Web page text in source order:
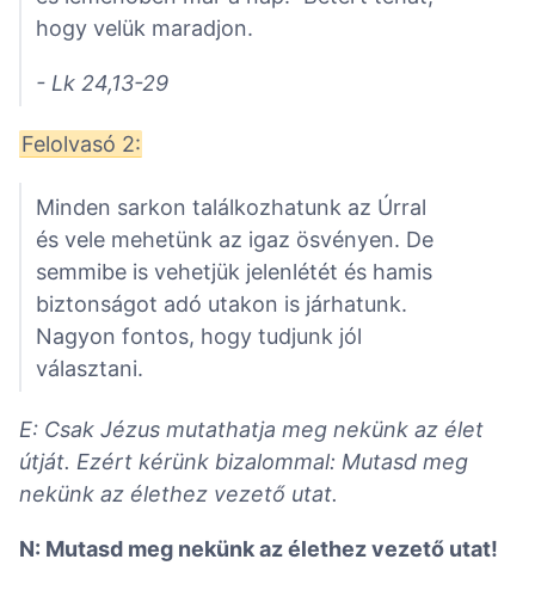
hogy velük maradjon.
- Lk 24,13-29
Felolvasó 2:
Minden sarkon találkozhatunk az Úrral
és vele mehetünk az igaz ösvényen. De
semmibe is vehetjük jelenlétét és hamis
biztonságot adó utakon is járhatunk.
Nagyon fontos, hogy tudjunk jól
választani.
E: Csak Jézus mutathatja meg nekünk az élet
útját. Ezért kérünk bizalommal: Mutasd meg
nekünk az élethez vezető utat.
N: Mutasd meg nekünk az élethez vezető utat!